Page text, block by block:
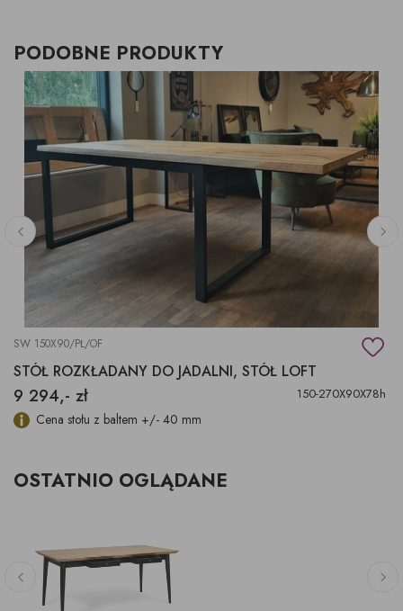
PODOBNE PRODUKTY
SW 150X90/PŁ/OF
STÓŁ ROZKŁADANY DO JADALNI, STÓŁ LOFT
9 294,- zł 150-270X90X78h
Cena stołu z baltem +/- 40 mm
OSTATNIO OGLĄDANE